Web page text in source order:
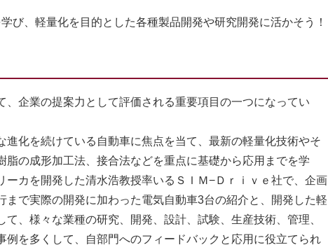
び、軽量化を目的とした各種製品開発や研究開発に活かそう！
企業の提案力として評価される重要項目の一つになってい
化を続けている自動車に焦点を当て、最新の軽量化技術やそ
の成形加工法、接合法などを重点に基礎から応用までを学
を開発した清水浩教授率いるＳＩＭ−Ｄｒｉｖｅ社で、企画
で実際の開発に加わった電気自動車3台の紹介と、開発した軽
、様々な業種の研究、開発、設計、試験、生産技術、管理、
を多くして、自部門へのフィードバックと応用に役立てられ